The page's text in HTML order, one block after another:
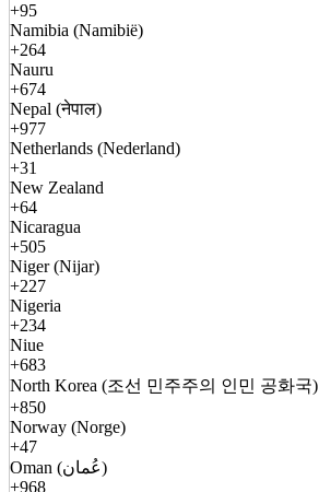
+95
Namibia (Namibië)
+264
Nauru
+674
Nepal (नेपाल)
+977
Netherlands (Nederland)
+31
New Zealand
+64
Nicaragua
+505
Niger (Nijar)
+227
Nigeria
+234
Niue
+683
North Korea (조선 민주주의 인민 공화국)
+850
Norway (Norge)
+47
Oman (عُمان)
+968